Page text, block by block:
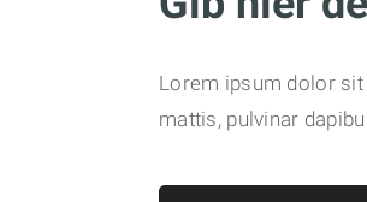
Lorem ipsum dolor
mattis, pulvinar